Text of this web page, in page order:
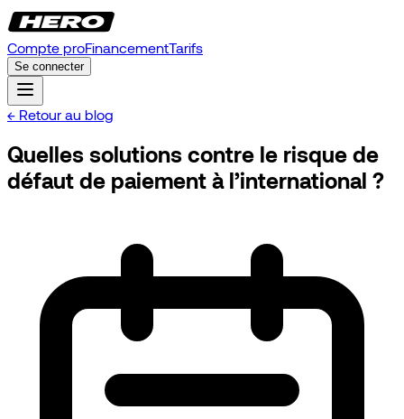
Compte proFinancementTarifs
Se connecter
← Retour au blog
Quelles solutions contre le risque de
défaut de paiement à l’international ?